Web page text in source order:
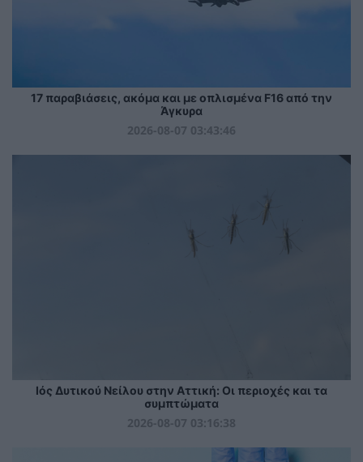
17 παραβιάσεις, ακόμα και με οπλισμένα F16 από την
Άγκυρα
2026-08-07 03:43:46
Ιός Δυτικού Νείλου στην Αττική: Οι περιοχές και τα
συμπτώματα
2026-08-07 03:16:38